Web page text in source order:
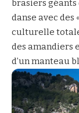
brasiers
danse avec des
culturelle
des amandiers
d’un manteau